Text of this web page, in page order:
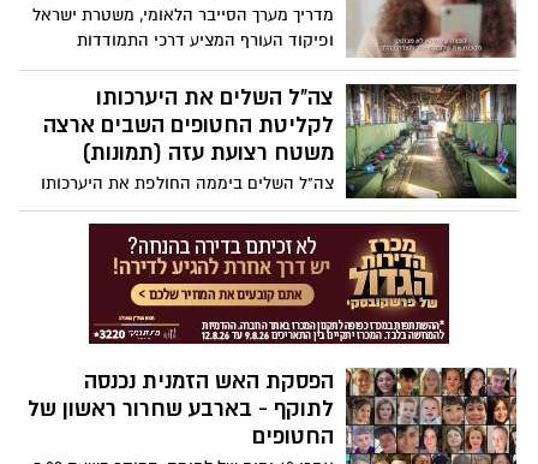
הראשונה של מבצע "דלתות שמיים" שאמורה
להמשך 4 ימים במסגרת הפסקת אש ובהם
חטופים שנמצאים בשבי החמאס. מרגלית
מוזס, חנה קציר, דורון כץ-אשר, אביב אשר,
רז אשר, רותי מונדר, אוהד מונדר, קרן מונדר,
עדינה משה, יפה אדר, דניאל אלוני ואמיליה
מדריך מערך הסייבר הלאומי, משטרת ישראל
ופיקוד העורף המציע דרכי התמודדות
ועקרונות להבחנה בין "פייק" ל-"ניוז".
צה"ל השלים את היערכותו
לקליטת החטופים השבים ארצה
משטח רצועת עזה (תמונות)
צה"ל השלים ביממה החולפת את היערכותו
לקליטת החטופים השבים ארצה משטח
רצועת עזה. צה"ל בשיתוף משרדי הממשלה
וארגוני הביטחון, גיבשו הליך לקליטה מהירה
של השבים, תוך מתן ליווי נדרש
הפסקת האש הזמנית נכנסה
לתוקף - בארבע שחרור ראשון של
החטופים